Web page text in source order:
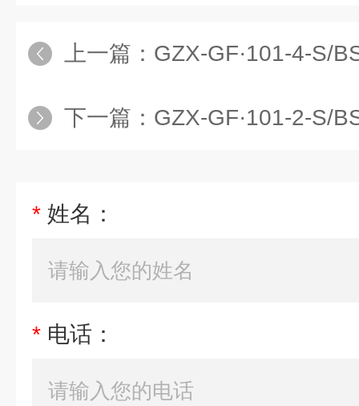
上一篇： GZX-GF·101-4-S/BS恒
下一篇： GZX-GF·101-2-S/BS恒温
* 姓名：
* 电话：